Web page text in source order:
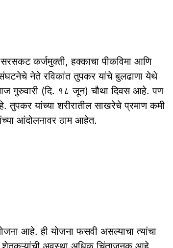
सरसकट कर्जमुक्ती, हक्काचा पीकविमा आणि
संघटनेचे नेते रविकांत तुपकर यांचे बुलढाणा येथे
गुरुवारी (दि. १८ जून) चौथा दिवस आहे. पण
यांच्या शरीरातील साखरेचे प्रमाण कमी
आंदोलनावर ठाम आहेत.
आहे. ही योजना फसवी असल्याचा त्यांचा